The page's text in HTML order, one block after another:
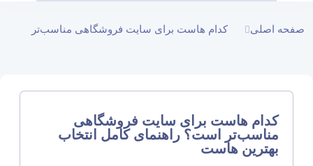
صفحه اصلی
کدام هاست برای سایت فروشگاهی مناسب‌تر
کدام هاست برای سایت فروشگاهی
مناسب‌تر است؟ راهنمای کامل انتخاب
بهترین هاست